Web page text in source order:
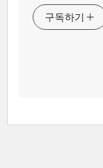
구독하기